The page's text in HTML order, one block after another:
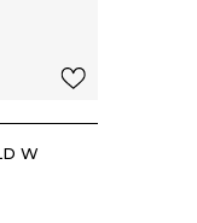
W